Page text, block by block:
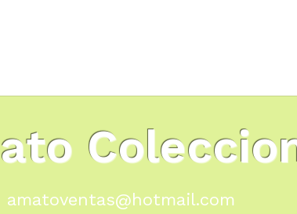
amatoventas@hotmail.com